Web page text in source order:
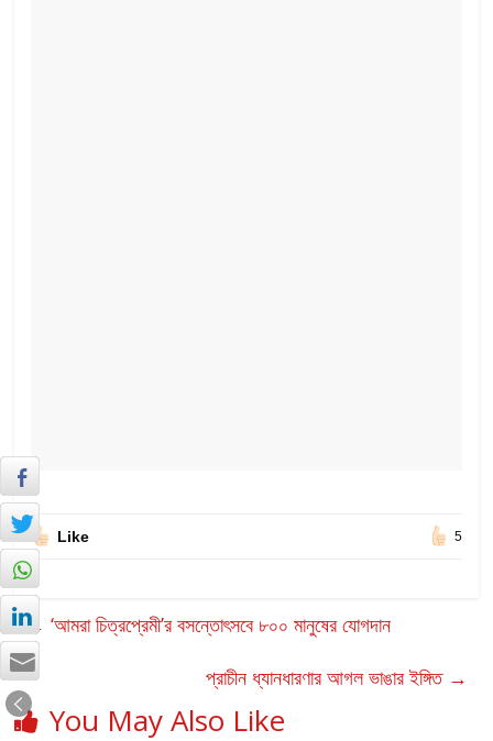
Like 5
← ‘আমরা চিত্রপ্রেমী’র বসন্তোৎসবে ৮০০ মানুষের যোগদান
প্রাচীন ধ্যানধারণার আগল ভাঙার ইঙ্গিত →
You May Also Like